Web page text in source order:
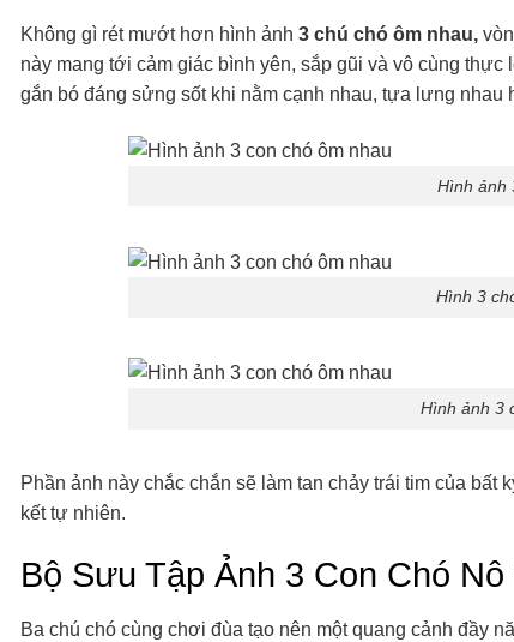
Không gì rét mướt hơn hình ảnh 3 chú chó ôm nhau,
này mang tới cảm giác bình yên, sắp gũi và vô cùng
gắn bó đáng sửng sốt khi nằm cạnh nhau, tựa lưng nhau
Hình ảnh
Hình 3
Hình ảnh 3
Phần ảnh này chắc chắn sẽ làm tan chảy trái tim của
kết tự nhiên.
Bộ Sưu Tập Ảnh 3 Con Chó
Ba chú chó cùng chơi đùa tạo nên một quang cảnh đầy